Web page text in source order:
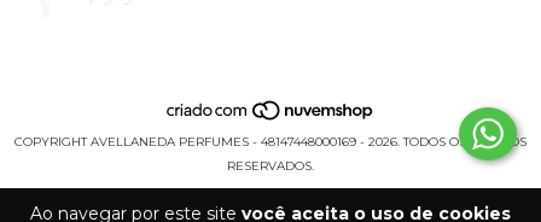
Ao navegar por este site você aceita o uso de cookies
COPYRIGHT AVELLANEDA PERFUMES - 48147448000169 - 2026. TODOS OS DIREITOS
RESERVADOS.